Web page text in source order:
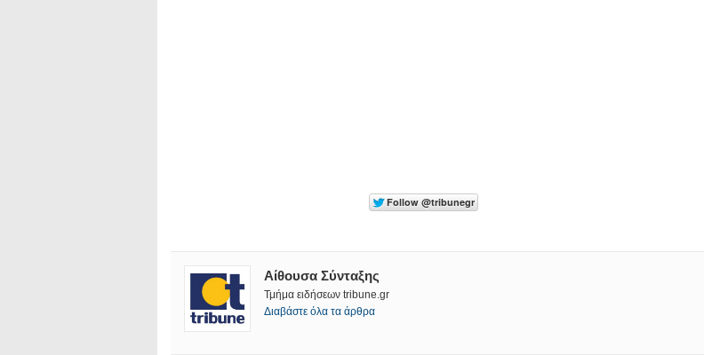
Αίθουσα Σύνταξης
Τμήμα ειδήσεων tribune.gr
Διαβάστε όλα τα άρθρα